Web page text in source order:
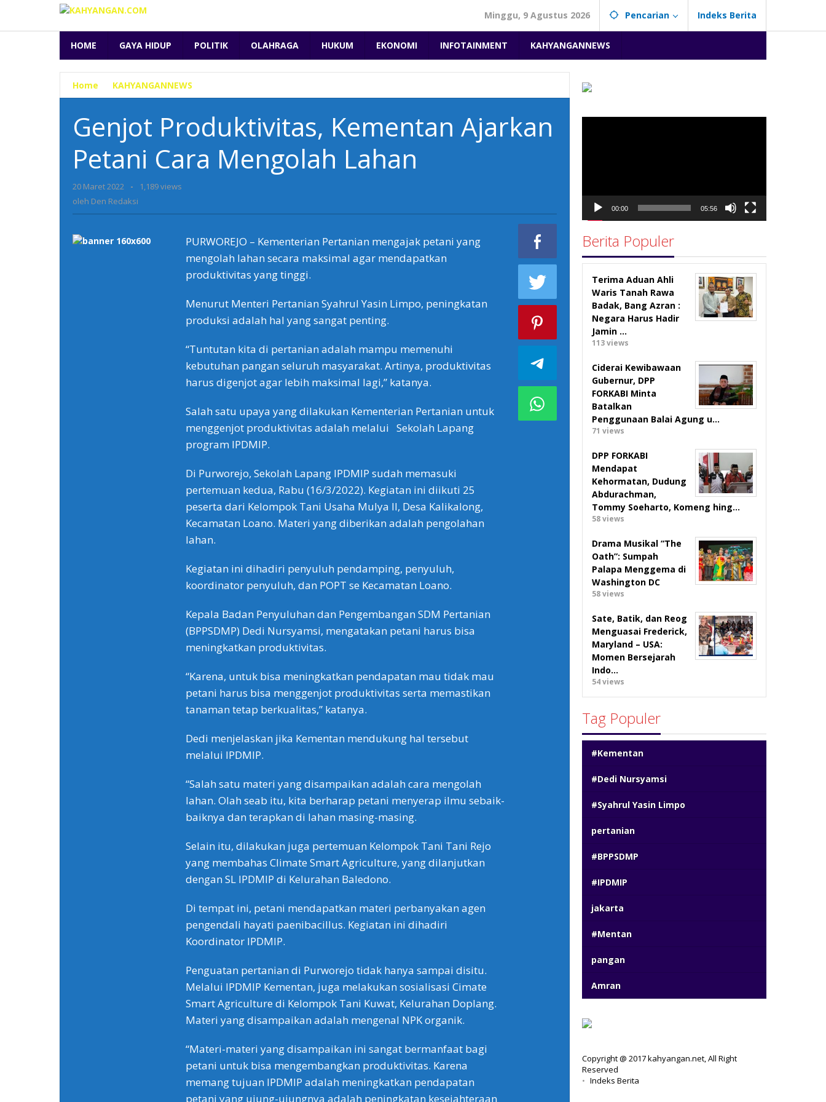
konten
Minggu, 9 Agustus 2026 Pencarian Indeks Berita
HOME GAYA HIDUP POLITIK OLAHRAGA HUKUM EKONOMI INFOTAINMENT KAHYANGANNEWS
Home KAHYANGANNEWS
Produktivitas,
Ajarkan
Petani
Cara
Mengolah
Genjot Produktivitas, Kementan Ajarkan
Petani Cara Mengolah Lahan
20 Maret 2022
oleh
Den
-
1,189 views
oleh Den Redaksi
PURWOREJO – Kementerian Pertanian mengajak petani yang
mengolah lahan secara maksimal agar mendapatkan
produktivitas yang tinggi.
Menurut Menteri Pertanian Syahrul Yasin Limpo, peningkatan
produksi adalah hal yang sangat penting.
“Tuntutan kita di pertanian adalah mampu memenuhi
kebutuhan pangan seluruh masyarakat. Artinya, produktivitas
harus digenjot agar lebih maksimal lagi,” katanya.
Salah satu upaya yang dilakukan Kementerian Pertanian untuk
menggenjot produktivitas adalah melalui Sekolah Lapang
program IPDMIP.
Di Purworejo, Sekolah Lapang IPDMIP sudah memasuki
pertemuan kedua, Rabu (16/3/2022). Kegiatan ini diikuti 25
peserta dari Kelompok Tani Usaha Mulya II, Desa Kalikalong,
Kecamatan Loano. Materi yang diberikan adalah pengolahan
lahan.
Kegiatan ini dihadiri penyuluh pendamping, penyuluh,
koordinator penyuluh, dan POPT se Kecamatan Loano.
Kepala Badan Penyuluhan dan Pengembangan SDM Pertanian
(BPPSDMP) Dedi Nursyamsi, mengatakan petani harus bisa
meningkatkan produktivitas.
“Karena, untuk bisa meningkatkan pendapatan mau tidak mau
petani harus bisa menggenjot produktivitas serta memastikan
tanaman tetap berkualitas,” katanya.
Dedi menjelaskan jika Kementan mendukung hal tersebut
melalui IPDMIP.
“Salah satu materi yang disampaikan adalah cara mengolah
lahan. Olah seab itu, kita berharap petani menyerap ilmu sebaik-
baiknya dan terapkan di lahan masing-masing.
Selain itu, dilakukan juga pertemuan Kelompok Tani Tani Rejo
yang membahas Climate Smart Agriculture, yang dilanjutkan
dengan SL IPDMIP di Kelurahan Baledono.
Di tempat ini, petani mendapatkan materi perbanyakan agen
pengendali hayati paenibacillus. Kegiatan ini dihadiri
Koordinator IPDMIP.
Penguatan pertanian di Purworejo tidak hanya sampai disitu.
Melalui IPDMIP Kementan, juga melakukan sosialisasi Cimate
Smart Agriculture di Kelompok Tani Kuwat, Kelurahan Doplang.
Materi yang disampaikan adalah mengenal NPK organik.
“Materi-materi yang disampaikan ini sangat bermanfaat bagi
petani untuk bisa mengembangkan produktivitas. Karena
memang tujuan IPDMIP adalah meningkatkan pendapatan
petani yang ujung-ujungnya adalah peningkatan kesejahteraan
00:00 05:56
Berita Populer
Terima Aduan Ahli
Waris Tanah Rawa
Badak, Bang Azran :
Negara Harus Hadir
Jamin …
113 views
Ciderai Kewibawaan
Gubernur, DPP
FORKABI Minta
Batalkan
Penggunaan Balai Agung u…
71 views
DPP FORKABI
Mendapat
Kehormatan, Dudung
Abdurachman,
Tommy Soeharto, Komeng hing…
58 views
Drama Musikal “The
Oath”: Sumpah
Palapa Menggema di
Washington DC
58 views
Sate, Batik, dan Reog
Menguasai Frederick,
Maryland – USA:
Momen Bersejarah
Indo…
54 views
Tag Populer
#Kementan
#Dedi Nursyamsi
#Syahrul Yasin Limpo
pertanian
#BPPSDMP
#IPDMIP
jakarta
#Mentan
pangan
Amran
Copyright @ 2017 kahyangan.net, All Right
Reserved
Indeks Berita